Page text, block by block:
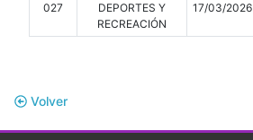
027
DEPORTES Y
RECREACIÓN
17/03/2026
Volver